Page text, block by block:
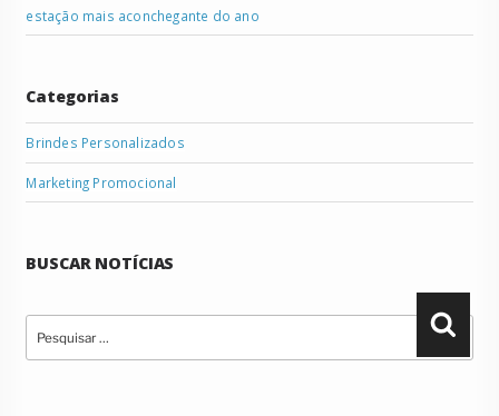
estação mais aconchegante do ano
Categorias
Brindes Personalizados
Marketing Promocional
BUSCAR NOTÍCIAS
Pesquisar
por: